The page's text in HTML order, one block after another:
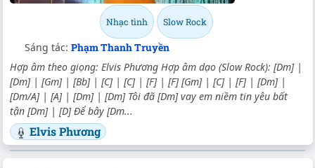
Nhạc tình Slow Rock
Sáng tác: Phạm Thanh Truyền
Hợp âm theo giọng: Elvis Phương Hợp âm dạo (Slow Rock): [Dm] |
[Dm] | [Gm] | [Bb] | [C] | [C] | [F] | [F] [Gm] | [C] | [F] | [Dm] |
[Dm/A] | [A] | [Dm] | [Dm] Tôi đã [Dm] vay em niềm tin yêu bất
tận [Dm] | [D] Để bây [Dm...
Elvis Phương